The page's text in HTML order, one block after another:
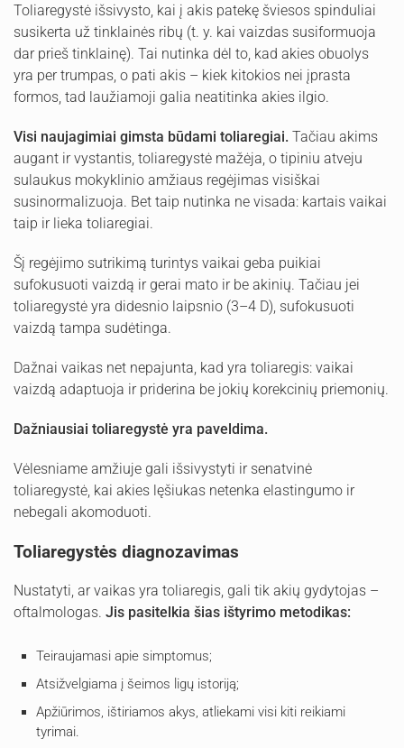
Toliaregystė išsivysto, kai į akis patekę šviesos spinduliai
susikerta už tinklainės ribų (t. y. kai vaizdas susiformuoja
dar prieš tinklainę). Tai nutinka dėl to, kad akies obuolys
yra per trumpas, o pati akis – kiek kitokios nei įprasta
formos, tad laužiamoji galia neatitinka akies ilgio.
Visi naujagimiai gimsta būdami toliaregiai. Tačiau akims
augant ir vystantis, toliaregystė mažėja, o tipiniu atveju
sulaukus mokyklinio amžiaus regėjimas visiškai
susinormalizuoja. Bet taip nutinka ne visada: kartais vaikai
taip ir lieka toliaregiai.
Šį regėjimo sutrikimą turintys vaikai geba puikiai
sufokusuoti vaizdą ir gerai mato ir be akinių. Tačiau jei
toliaregystė yra didesnio laipsnio (3–4 D), sufokusuoti
vaizdą tampa sudėtinga.
Dažnai vaikas net nepajunta, kad yra toliaregis: vaikai
vaizdą adaptuoja ir priderina be jokių korekcinių priemonių.
Dažniausiai toliaregystė yra paveldima.
Vėlesniame amžiuje gali išsivystyti ir senatvinė
toliaregystė, kai akies lęšiukas netenka elastingumo ir
nebegali akomoduoti.
Toliaregystės diagnozavimas
Nustatyti, ar vaikas yra toliaregis, gali tik akių gydytojas –
oftalmologas. Jis pasitelkia šias ištyrimo metodikas:
Teiraujamasi apie simptomus;
Atsižvelgiama į šeimos ligų istoriją;
Apžiūrimos, ištiriamos akys, atliekami visi kiti reikiami
tyrimai.